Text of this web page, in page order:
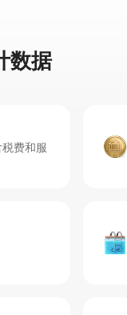
数据
费和服